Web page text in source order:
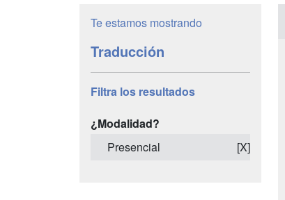
Te estamos mostrando
Traducción
Filtra los resultados
¿Modalidad?
Presencial
[X]